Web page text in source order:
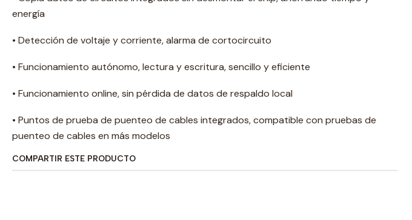
energía
• Detección de voltaje y corriente, alarma de cortocircuito
• Funcionamiento autónomo, lectura y escritura, sencillo y eficiente
• Funcionamiento online, sin pérdida de datos de respaldo local
• Puntos de prueba de puenteo de cables integrados, compatible con pruebas de
puenteo de cables en más modelos
COMPARTIR ESTE PRODUCTO